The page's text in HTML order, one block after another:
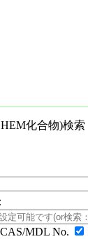
化合物)検索
CAS/MDL No.